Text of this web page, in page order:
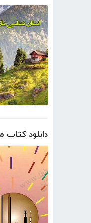
دانلود کتاب